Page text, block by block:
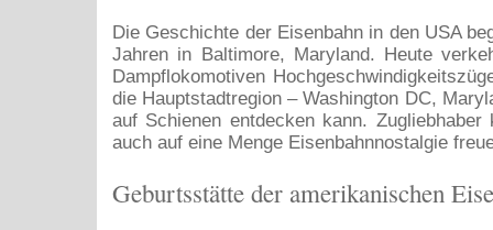
Die Geschichte der Eisenbahn in den USA
Jahren in Baltimore, Maryland. Heute
Dampflokomotiven
die Hauptstadtregion – Washington DC,
auf Schienen entdecken kann. Zugliebhaber
auch auf eine Menge Eisenbahnnostalgie
Geburtsstätte der amerikanischen